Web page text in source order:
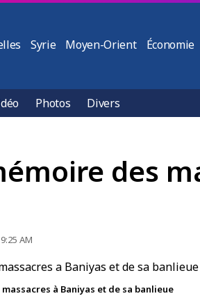
Syrie Moyen-Orient Économie
Photos Divers
des
AM
à Baniyas et de sa banlieue